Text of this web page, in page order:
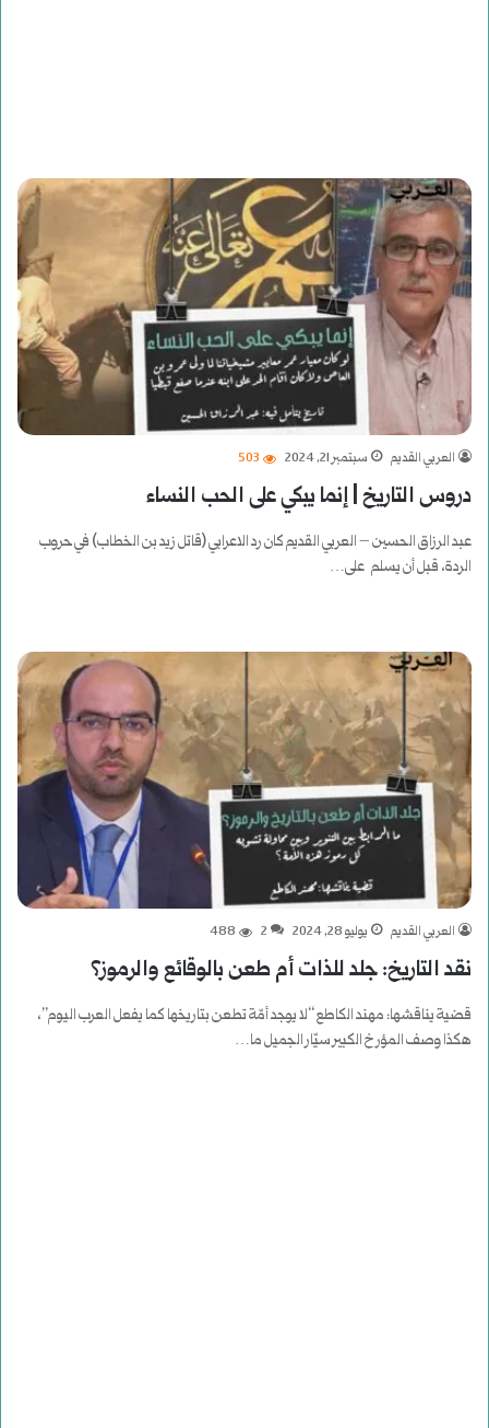
العربي القديم سبتمبر 21, 2024 503
دروس التاريخ | إنما يبكي على الحب النساء
عبد الرزاق الحسين – العربي القديم كان رد الاعرابي (قاتل زيد بن الخطاب) في حروب
الردة، قبل أن يسلم على…
العربي القديم يوليو 28, 2024 2
488
نقد التاريخ: جلد للذات أم طعن بالوقائع والرموز؟
قضية يناقشها: مهند الكاطع “لا يوجد أمّة تطعن بتاريخها كما يفعل العرب اليوم”،
هكذا وصف المؤرخ الكبير سيّار الجميل ما…